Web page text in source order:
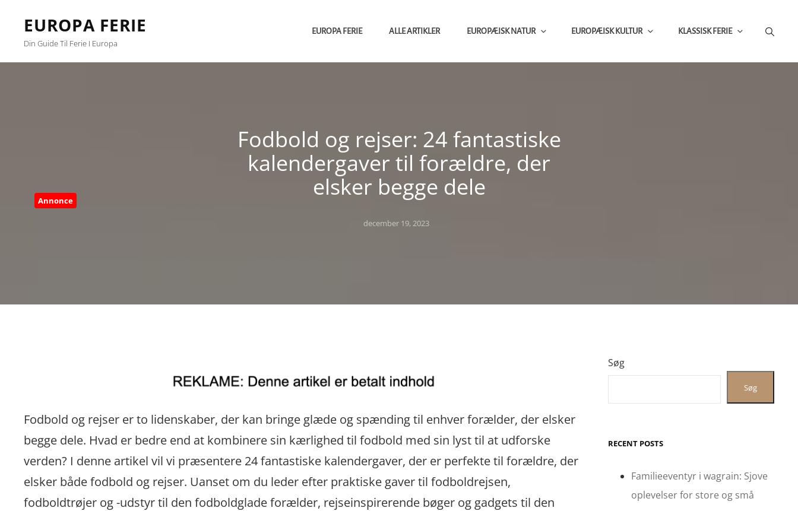
EUROPA FERIE
Din Guide Til Ferie I Europa
EUROPA FERIE ALLE ARTIKLER EUROPÆISK NATUR EUROPÆISK KULTUR KLASSISK FERIE
Annonce
Fodbold og rejser: 24 fantastiske
kalendergaver til forældre, der
elsker begge dele
Posted
december 19, 2023
Fodbold og rejser er to lidenskaber, der kan bringe glæde og spænding til enhver forælder, der elsker
begge dele. Hvad er bedre end at kombinere sin kærlighed til fodbold med sin lyst til at udforske
verden? I denne artikel vil vi præsentere 24 fantastiske kalendergaver, der er perfekte til forældre, der
elsker både fodbold og rejser. Uanset om du leder efter praktiske gaver til fodboldrejsen,
fodboldtrøjer og -udstyr til den fodboldglade forælder, rejseinspirerende bøger og gadgets til den
Søg
Søg
RECENT POSTS
Familieeventyr i wagrain: Sjove
oplevelser for store og små